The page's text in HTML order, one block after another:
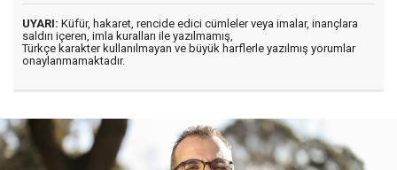
UYARI: Küfür, hakaret, rencide edici cümleler veya imalar, inançlara
saldırı içeren, imla kuralları ile yazılmamış,
Türkçe karakter kullanılmayan ve büyük harflerle yazılmış yorumlar
onaylanmamaktadır.